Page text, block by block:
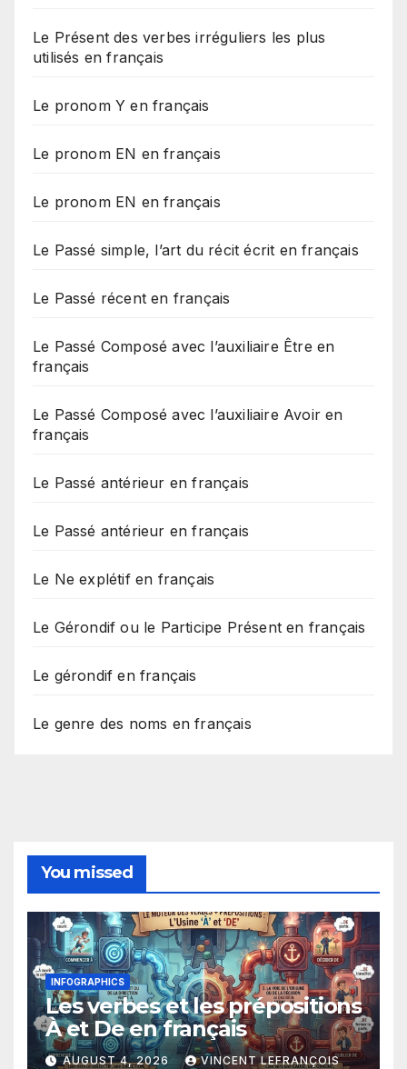
Le Présent des verbes irréguliers les plus
utilisés en français
Le pronom Y en français
Le pronom EN en français
Le pronom EN en français
Le Passé simple, l’art du récit écrit en français
Le Passé récent en français
Le Passé Composé avec l’auxiliaire Être en
français
Le Passé Composé avec l’auxiliaire Avoir en
français
Le Passé antérieur en français
Le Passé antérieur en français
Le Ne explétif en français
Le Gérondif ou le Participe Présent en français
Le gérondif en français
Le genre des noms en français
You missed
INFOGRAPHICS
Les verbes et les prépositions
À et De en français
AUGUST 4, 2026 VINCENT LEFRANÇOIS